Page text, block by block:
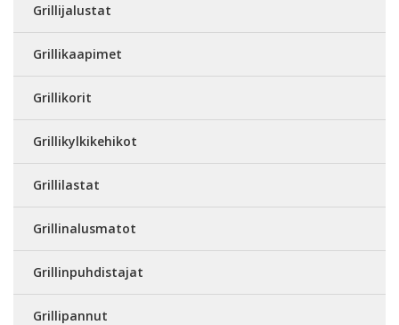
Grillijalustat
Grillikaapimet
Grillikorit
Grillikylkikehikot
Grillilastat
Grillinalusmatot
Grillinpuhdistajat
Grillipannut